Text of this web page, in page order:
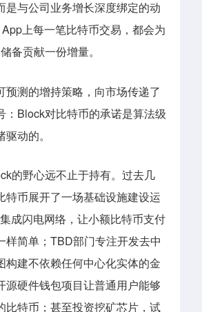
是与公司业务增长深度绑定的动
上每一笔比特币交易，都会为
备贡献一份增量。
预测的增持策略，向市场传递了
Block对比特币的承诺是算法级
动的。
的野心远不止于持有。过去几
特币展开了一场基础设施建设运
集成闪电网络，让小额比特币支付
样简单； TBD部门专注开发去中
构建不依赖任何中心化实体的金
源硬件钱包项目让普通用户能够
比特币；甚至投资挖矿芯片，试